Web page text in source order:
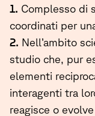
1. Complesso di
coordinati per
2. Nell’ambito
studio che, pur
elementi
interagenti tra
reagisce o